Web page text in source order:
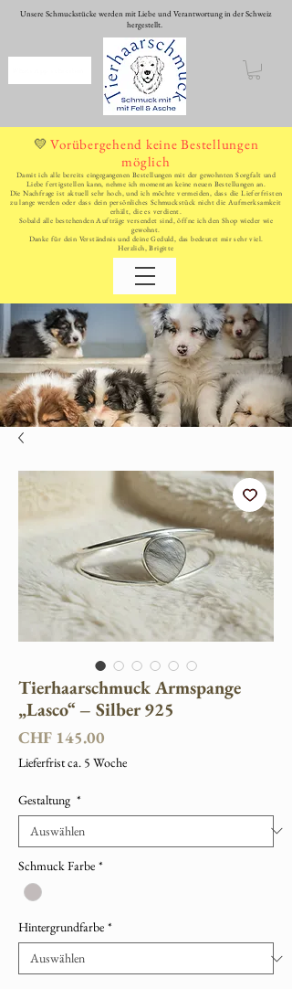
Unsere Schmuckstücke werden mit Liebe und Verantwortung in der Schweiz
hergestellt.
💛 Vorübergehend keine Bestellungen
möglich
Damit ich alle bereits eingegangenen Bestellungen mit der gewohnten Sorgfalt und
Liebe fertigstellen kann, nehme ich momentan keine neuen Bestellungen an.
Die Nachfrage ist aktuell sehr hoch, und ich möchte vermeiden, dass die Lieferfristen
zu lange werden oder dass dein persönliches Schmuckstück nicht die Aufmerksamkeit
erhält, die es verdient.
Sobald alle bestehenden Aufträge versendet sind, öffne ich den Shop wieder wie
gewohnt.
Danke für dein Verständnis und deine Geduld, das bedeutet mir sehr viel.
Herzlich, Brigitte
Tierhaarschmuck Armspange
„Lasco“ – Silber 925
CHF 145.00
Lieferfrist ca. 5 Woche
Gestaltung *
Schmuck Farbe *
Hintergrundfarbe *